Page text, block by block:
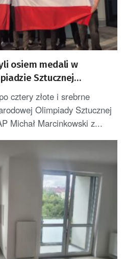
osiem medali w
Sztucznej
cztery złote i srebrne
Olimpiady Sztucznej
Michał Marcinkowski z...